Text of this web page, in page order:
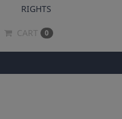
RIGHTS
CART 0